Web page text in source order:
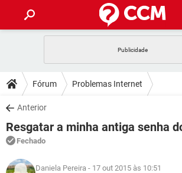
CELULAR FACEBOOK
OUTLOOK
INSTAGRAM GMAIL
GUIA DE COMPRAS
DICAS
JOGOS WHATSAPP
OUTLOOK
INSTAGRAM
DOWNLOADS
JOGOS WHATSAPP
CELULAR
OUTLOOK EXCEL
FÓRUM
JOGOS
GLOSSÁRIO
Fórum Problemas Internet
Anterior
Resgatar a minha antiga senha
Fechado
Daniela Pereira - 17 out 2015 às 10:51